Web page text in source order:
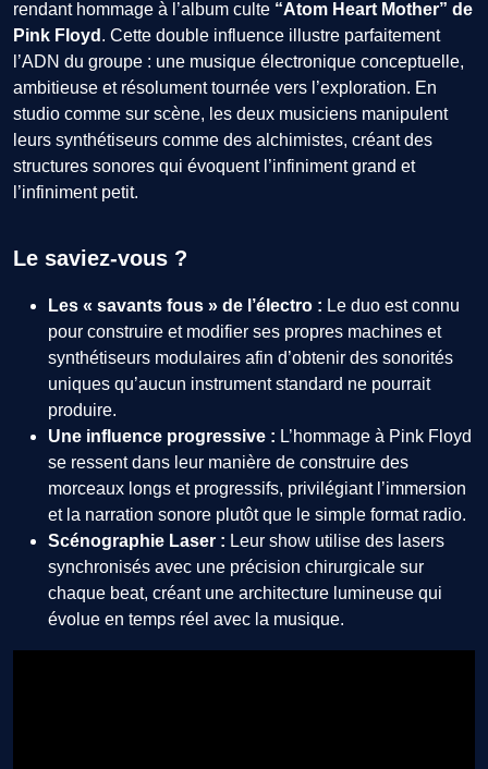
rendant hommage à l’album culte “Atom Heart Mother” de
Pink Floyd . Cette double influence illustre parfaitement
l’ADN du groupe : une musique électronique conceptuelle,
ambitieuse et résolument tournée vers l’exploration. En
studio comme sur scène, les deux musiciens manipulent
leurs synthétiseurs comme des alchimistes, créant des
structures sonores qui évoquent l’infiniment grand et
l’infiniment petit.
Le saviez-vous ?
Les « savants fous » de l’électro : Le duo est connu
pour construire et modifier ses propres machines et
synthétiseurs modulaires afin d’obtenir des sonorités
uniques qu’aucun instrument standard ne pourrait
produire.
Une influence progressive : L’hommage à Pink Floyd
se ressent dans leur manière de construire des
morceaux longs et progressifs, privilégiant l’immersion
et la narration sonore plutôt que le simple format radio.
Scénographie Laser : Leur show utilise des lasers
synchronisés avec une précision chirurgicale sur
chaque beat, créant une architecture lumineuse qui
évolue en temps réel avec la musique.